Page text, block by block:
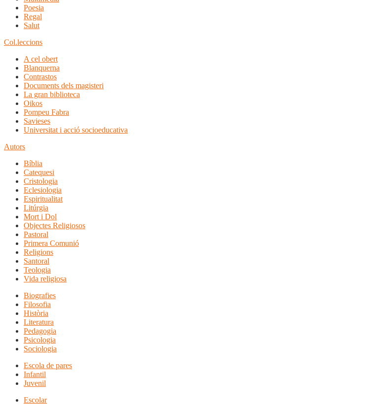
Poesia
Regal
Salut
Col.leccions
A cel obert
Blanquerna
Contrastos
Documents dels magisteri
La gran biblioteca
Oikos
Pompeu Fabra
Savieses
Universitat i acció socioeducativa
Autors
Bíblia
Catequesi
Cristologia
Eclesiologia
Espiritualitat
Litúrgia
Mort i Dol
Objectes Religiosos
Pastoral
Primera Comunió
Religions
Santoral
Teologia
Vida religiosa
Biografies
Filosofia
Història
Literatura
Pedagogia
Psicologia
Sociologia
Escola de pares
Infantil
Juvenil
Escolar